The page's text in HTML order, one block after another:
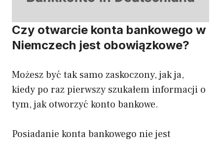
Czy otwarcie konta bankowego w
Niemczech jest obowiązkowe?
Możesz być tak samo zaskoczony, jak ja,
kiedy po raz pierwszy szukałem informacji o
tym, jak otworzyć konto bankowe.
Posiadanie konta bankowego nie jest